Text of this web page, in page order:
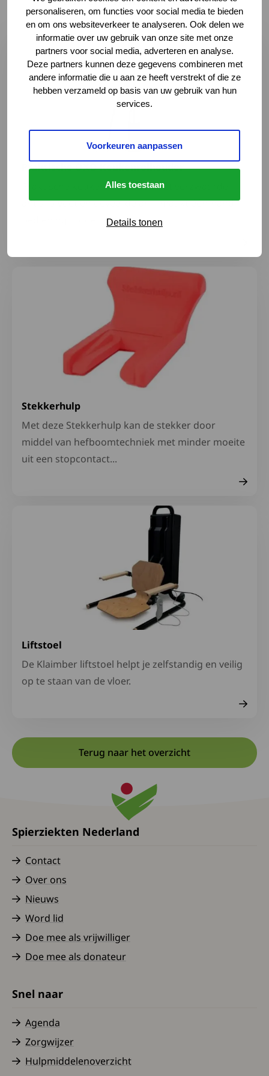
personaliseren, om functies voor social media te bieden
en om ons websiteverkeer te analyseren. Ook delen we
informatie over uw gebruik van onze site met onze
partners voor social media, adverteren en analyse.
Deze partners kunnen deze gegevens combineren met
andere informatie die u aan ze heeft verstrekt of die ze
hebben verzameld op basis van uw gebruik van hun
services.
Voorkeuren aanpassen
Alles toestaan
Details tonen
Praktische OXO Keukenrolhouder
Praktische keukenrolhouder met verzwaarde
antislip-voet en geveerde arm maakt één-hand-
bediening mogelijk.
Lees meer over Praktische OXO Keukenrolhouder
Stekkerhulp
Met deze Stekkerhulp kan de stekker door
middel van hefboomtechniek met minder moeite
uit een stopcontact...
Lees meer over Stekkerhulp
Liftstoel
De Klaimber liftstoel helpt je zelfstandig en veilig
op te staan van de vloer.
Terug naar het overzicht
Spierziekten Nederland
Contact
Over ons
Nieuws
Word lid
Doe mee als vrijwilliger
Doe mee als donateur
Snel naar
Agenda
Zorgwijzer
Hulpmiddelenoverzicht